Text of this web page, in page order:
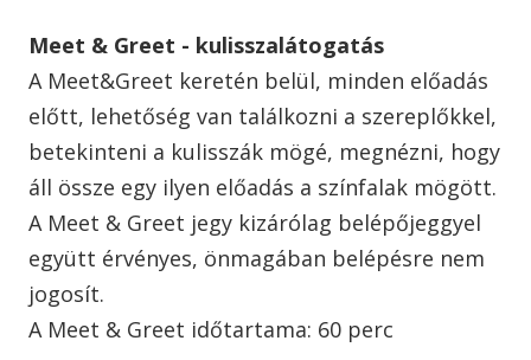
Meet & Greet - kulisszalátogatás
A Meet&Greet keretén belül, minden előadás
előtt, lehetőség van találkozni a szereplőkkel,
betekinteni a kulisszák mögé, megnézni, hogy
áll össze egy ilyen előadás a színfalak mögött.
A Meet & Greet jegy kizárólag belépőjeggyel
együtt érvényes, önmagában belépésre nem
jogosít.
A Meet & Greet időtartama: 60 perc